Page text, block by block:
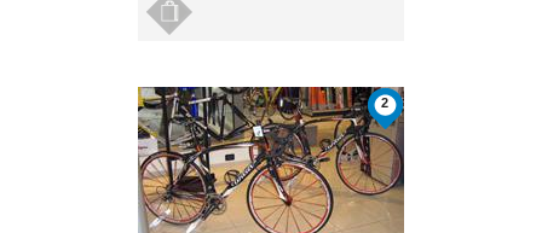
2